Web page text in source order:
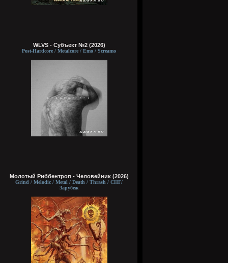
WLVS - Субъект №2 (2026)
Post-Hardcore / Metalcore / Emo / Screamo
Молотый Риббентроп - Человейник (2026)
Grind / Melodic / Metal / Death / Thrash / СНГ/
Зарубеж